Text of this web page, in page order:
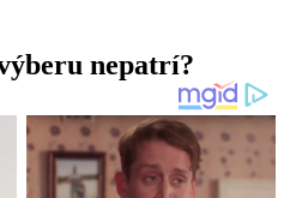
nepatrí?